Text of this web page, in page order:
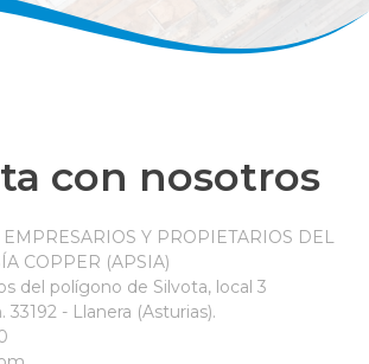
con nosotros
Y PROPIETARIOS DEL
COPPER (APSIA)
del polígono de Silvota, local 3
33192 - Llanera (Asturias).